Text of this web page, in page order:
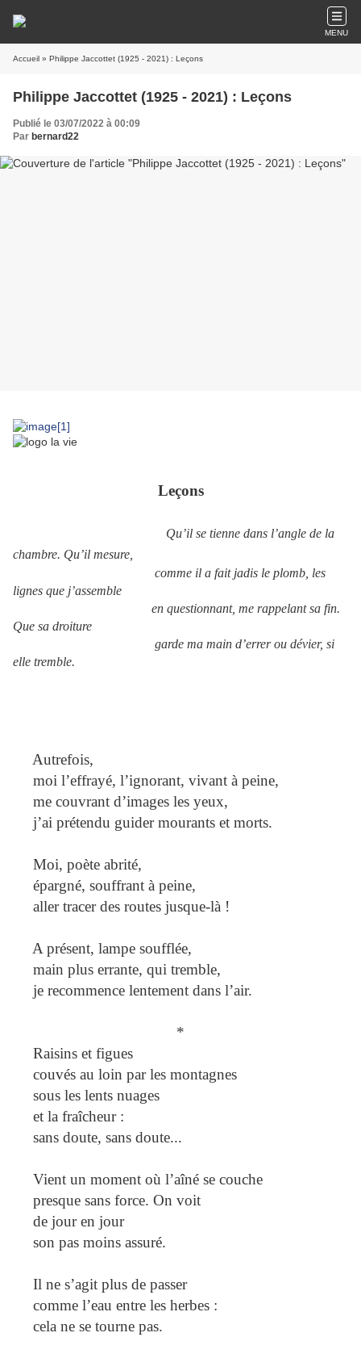
MENU
Accueil » Philippe Jaccottet (1925 - 2021) : Leçons
Philippe Jaccottet (1925 - 2021) : Leçons
Publié le 03/07/2022 à 00:09
Par bernard22
Leçons
Qu’il se tienne dans l’angle de la
chambre. Qu’il mesure,
comme il a fait jadis le plomb, les
lignes que j’assemble
en questionnant, me rappelant sa fin.
Que sa droiture
garde ma main d’errer ou dévier, si
elle tremble.
Autrefois,
moi l’effrayé, l’ignorant, vivant à peine,
me couvrant d’images les yeux,
j’ai prétendu guider mourants et morts.
Moi, poète abrité,
épargné, souffrant à peine,
aller tracer des routes jusque-là !
A présent, lampe soufflée,
main plus errante, qui tremble,
je recommence lentement dans l’air.
*
Raisins et figues
couvés au loin par les montagnes
sous les lents nuages
et la fraîcheur :
sans doute, sans doute...
Vient un moment où l’aîné se couche
presque sans force. On voit
de jour en jour
son pas moins assuré.
Il ne s’agit plus de passer
comme l’eau entre les herbes :
cela ne se tourne pas.